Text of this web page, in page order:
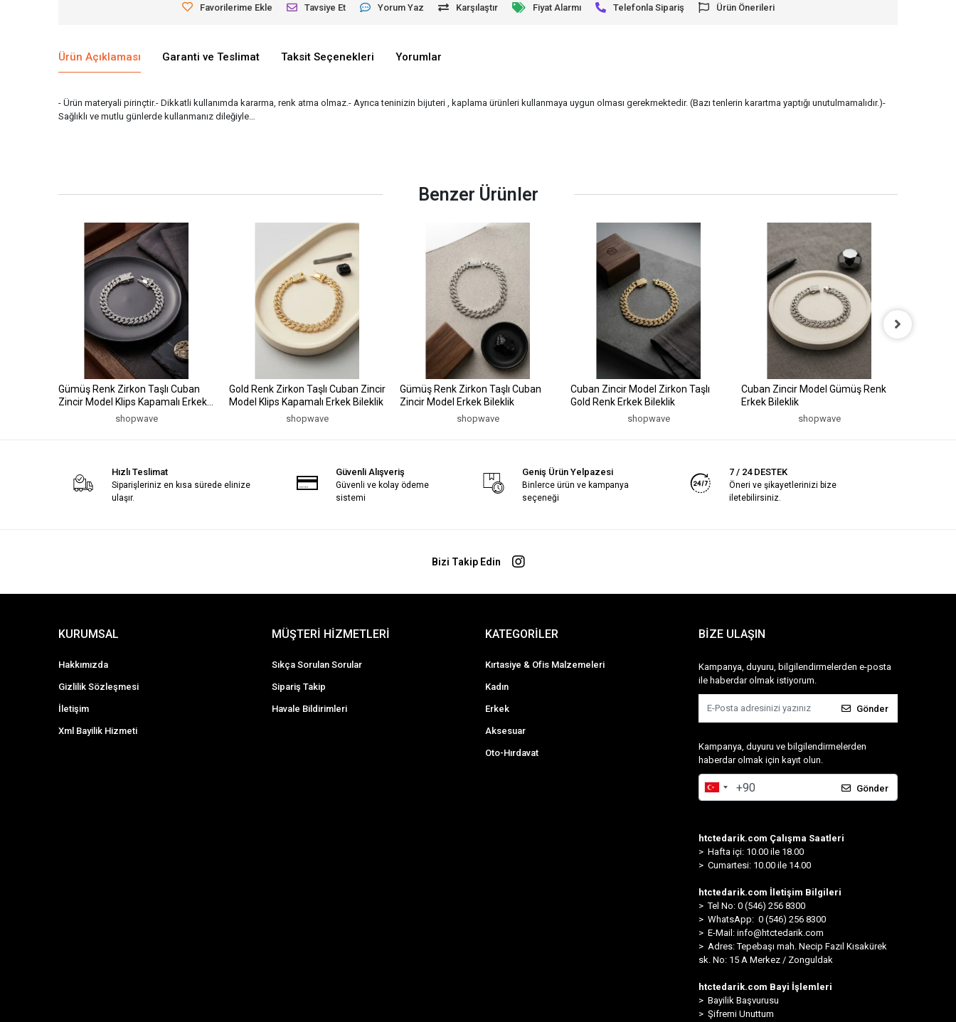
Favorilerime Ekle Tavsiye Et Yorum Yaz Karşılaştır Fiyat Alarmı Telefonla Sipariş Ürün Önerileri
Ürün Açıklaması Garanti ve Teslimat Taksit Seçenekleri Yorumlar
- Ürün materyali pirinçtir.- Dikkatli kullanımda kararma, renk atma olmaz.- Ayrıca teninizin bijuteri , kaplama ürünleri kullanmaya uygun olması gerekmektedir. (Bazı tenlerin karartma yaptığı unutulmamalıdır.)-
Sağlıklı ve mutlu günlerde kullanmanız dileğiyle…
Benzer Ürünler
Gümüş Renk Zirkon Taşlı Cuban
Zincir Model Klips Kapamalı Erkek
shopwave
Gold Renk Zirkon Taşlı Cuban Zincir
Model Klips Kapamalı Erkek Bileklik
shopwave
Gümüş Renk Zirkon Taşlı Cuban
Zincir Model Erkek Bileklik
shopwave
Cuban Zincir Model Zirkon Taşlı
Gold Renk Erkek Bileklik
shopwave
Cuban Zincir Model Gümüş Renk
Erkek Bileklik
shopwave
Hızlı Teslimat
Siparişleriniz en kısa sürede elinize
ulaşır.
Güvenli Alışveriş
Güvenli ve kolay ödeme
sistemi
Geniş Ürün Yelpazesi
Binlerce ürün ve kampanya
seçeneği
7 / 24 DESTEK
Öneri ve şikayetlerinizi bize
iletebilirsiniz.
Bizi Takip Edin
KURUMSAL
Hakkımızda
Gizlilik Sözleşmesi
İletişim
Xml Bayilik Hizmeti
MÜŞTERİ HİZMETLERİ
Sıkça Sorulan Sorular
Sipariş Takip
Havale Bildirimleri
KATEGORİLER
Kırtasiye & Ofis Malzemeleri
Kadın
Erkek
Aksesuar
Oto-Hırdavat
BİZE ULAŞIN
Kampanya, duyuru, bilgilendirmelerden e-posta
ile haberdar olmak istiyorum.
Gönder
Kampanya, duyuru ve bilgilendirmelerden
haberdar olmak için kayıt olun.
Gönder
htctedarik.com Çalışma Saatleri
> Hafta içi: 10.00 ile 18.00
> Cumartesi: 10.00 ile 14.00
htctedarik.com İletişim Bilgileri
> Tel No: 0 (546) 256 8300
> WhatsApp: 0 (546) 256 8300
> E-Mail: info@htctedarik.com
> Adres: Tepebaşı mah. Necip Fazıl Kısakürek
sk. No: 15 A Merkez / Zonguldak
htctedarik.com Bayi İşlemleri
> Bayilik Başvurusu
> Şifremi Unuttum